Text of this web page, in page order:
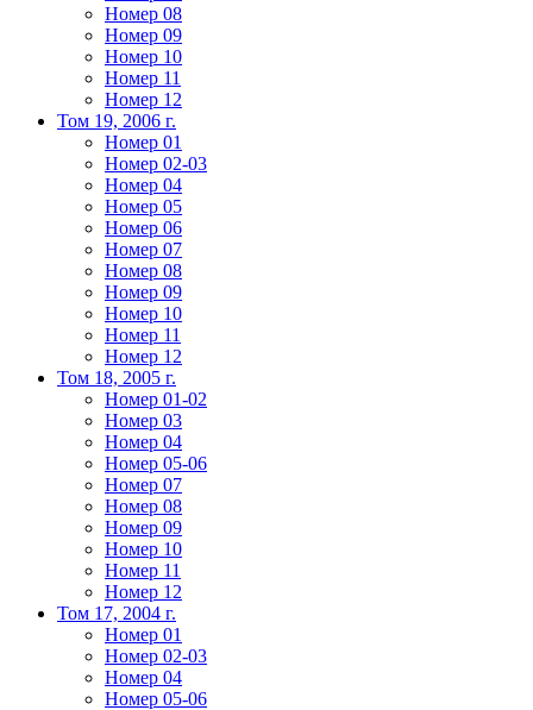
Номер 08
Номер 09
Номер 10
Номер 11
Номер 12
Том 19, 2006 г.
Номер 01
Номер 02-03
Номер 04
Номер 05
Номер 06
Номер 07
Номер 08
Номер 09
Номер 10
Номер 11
Номер 12
Том 18, 2005 г.
Номер 01-02
Номер 03
Номер 04
Номер 05-06
Номер 07
Номер 08
Номер 09
Номер 10
Номер 11
Номер 12
Том 17, 2004 г.
Номер 01
Номер 02-03
Номер 04
Номер 05-06